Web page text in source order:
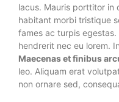
lacus. Mauris porttitor in
habitant morbi tristique
fames ac turpis
hendrerit nec eu lorem.
Maecenas et finibus
leo. Aliquam erat
non ornare sed,